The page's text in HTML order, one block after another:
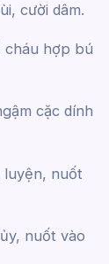
cười dâm.
cháu hợp bú
cặc dính
luyện, nuốt
nuốt vào